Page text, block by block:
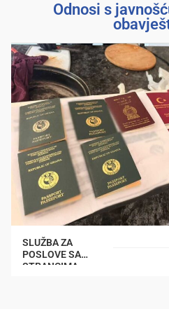
Odnosi s
SLUŽBA ZA
POSLOVE SA
STRANCIMA